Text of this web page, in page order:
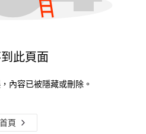
此頁面
內容已被隱藏或刪除。
首頁